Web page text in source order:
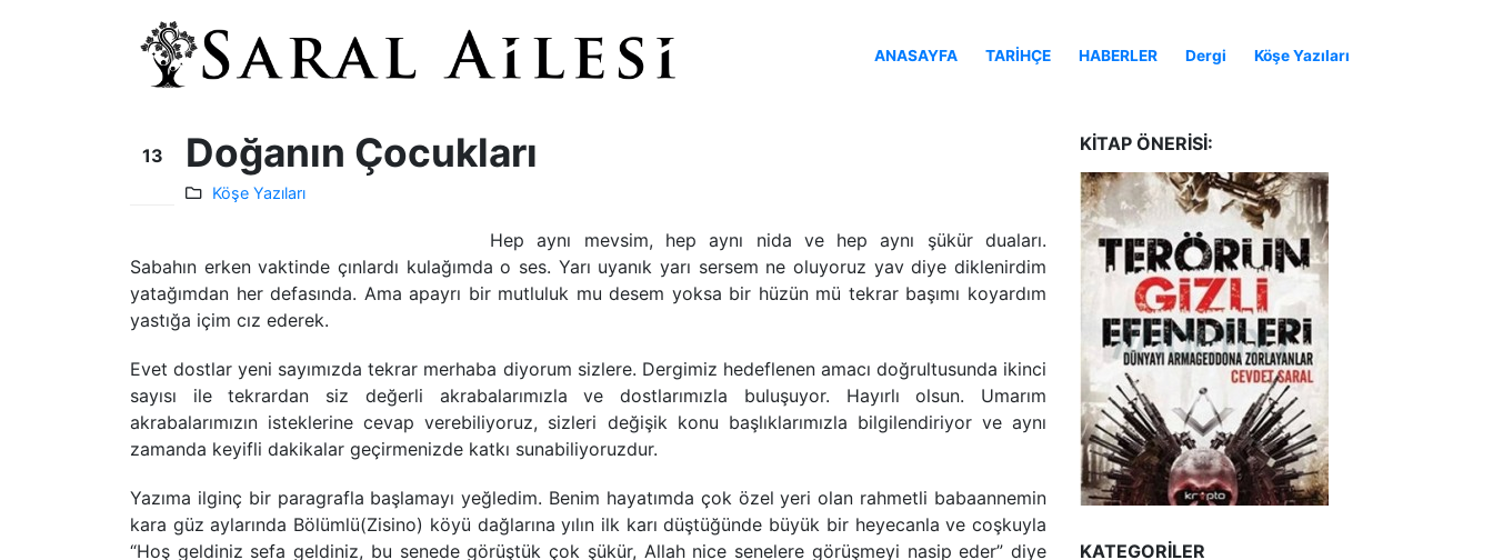
ANASAYFA TARİHÇE HABERLER Dergi Köşe Yazıları
13 Doğanın Çocukları
Köşe Yazıları
Hep aynı mevsim, hep aynı nida ve hep aynı şükür duaları.
Sabahın erken vaktinde çınlardı kulağımda o ses. Yarı uyanık yarı sersem ne oluyoruz yav diye diklenirdim
yatağımdan her defasında. Ama apayrı bir mutluluk mu desem yoksa bir hüzün mü tekrar başımı koyardım
yastığa içim cız ederek.
Evet dostlar yeni sayımızda tekrar merhaba diyorum sizlere. Dergimiz hedeflenen amacı doğrultusunda ikinci
sayısı ile tekrardan siz değerli akrabalarımızla ve dostlarımızla buluşuyor. Hayırlı olsun. Umarım
akrabalarımızın isteklerine cevap verebiliyoruz, sizleri değişik konu başlıklarımızla bilgilendiriyor ve aynı
zamanda keyifli dakikalar geçirmenizde katkı sunabiliyoruzdur.
Yazıma ilginç bir paragrafla başlamayı yeğledim. Benim hayatımda çok özel yeri olan rahmetli babaannemin
kara güz aylarında Bölümlü(Zisino) köyü dağlarına yılın ilk karı düştüğünde büyük bir heyecanla ve coşkuyla
“Hoş geldiniz sefa geldiniz, bu senede görüştük çok şükür, Allah nice senelere görüşmeyi nasip eder” diye
KITAP ÖNERISI:
KATEGORILER